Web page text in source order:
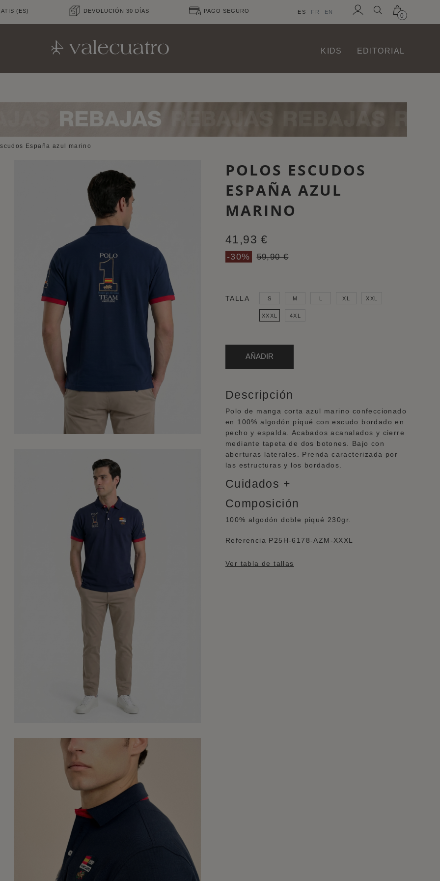
(ES) DEVOLUCIÓN 30 DÍAS PAGO SEGURO
0
ES FR EN
KIDS EDITORIAL
España azul marino
POLOS ESCUDOS
ESPAÑA AZUL
MARINO
41,93 €
-30% 59,90 €
COLOR Azul marino
CATEGORÍA
TALLA S M L XL XXL
XXXL 4XL
AÑADIR
Descripción
Polo de manga corta azul marino confeccionado
en 100% algodón piqué con escudo bordado en
pecho y espalda. Acabados acanalados y cierre
mediante tapeta de dos botones. Bajo con
aberturas laterales. Prenda caracterizada por
las estructuras y los bordados.
Cuidados
Composición
100% algodón doble piqué 230gr.
Referencia P25H-6178-AZM-XXXL
Ver tabla de tallas